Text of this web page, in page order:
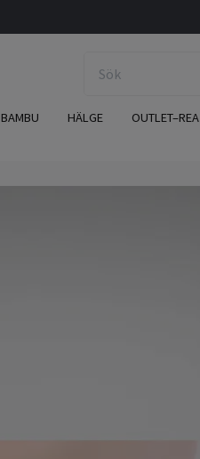
BAMBU HÄLGE OUTLET–REA